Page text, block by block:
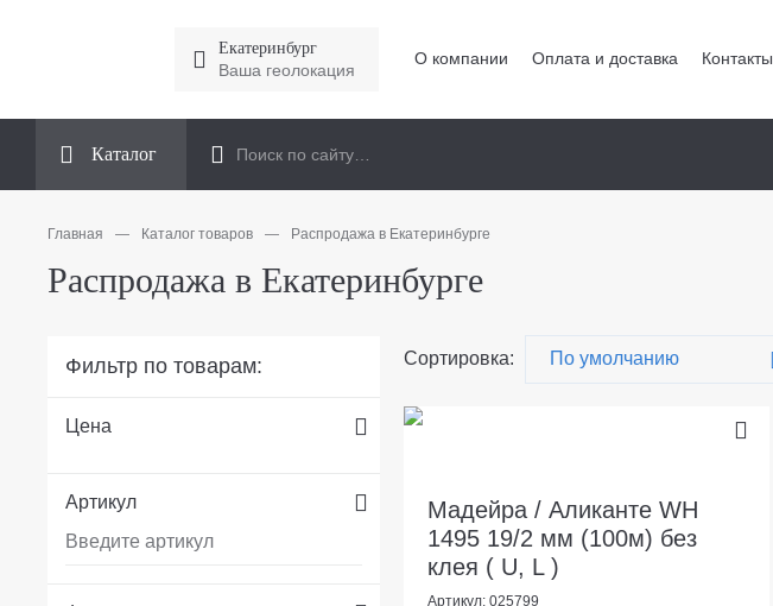
Екатеринбург
Ваша геолокация
О компании Оплата и доставка Контакты
Каталог
Главная — Каталог товаров — Распродажа в Екатеринбурге
Распродажа в Екатеринбурге
Фильтр по товарам:
Цена
Артикул
Сортировка:
Мадейра / Аликанте WH
1495 19/2 мм (100м) без
клея ( U, L )
Артикул: 025799